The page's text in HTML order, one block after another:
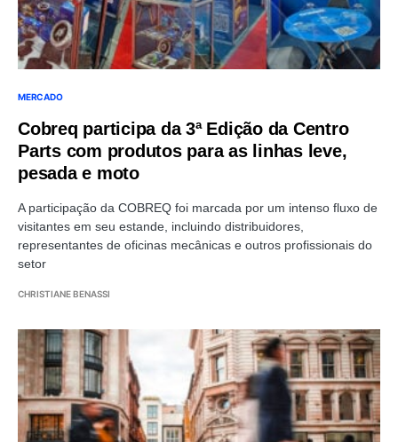
MERCADO
Cobreq participa da 3ª Edição da Centro
Parts com produtos para as linhas leve,
pesada e moto
A participação da COBREQ foi marcada por um intenso fluxo de
visitantes em seu estande, incluindo distribuidores,
representantes de oficinas mecânicas e outros profissionais do
setor
CHRISTIANE BENASSI